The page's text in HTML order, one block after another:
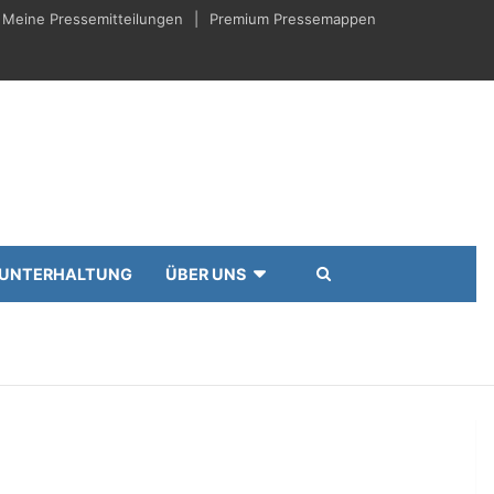
Meine Pressemitteilungen Premium Pressemappen
UNTERHALTUNG ÜBER UNS